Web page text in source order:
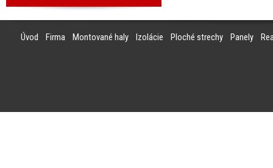
Úvod Firma Montované haly Izolácie Ploché strechy Panely